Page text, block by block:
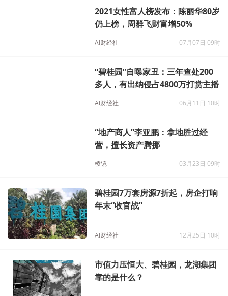
2021女性富人榜发布：陈丽华80岁
仍上榜，周群飞财富增50%
AI财经社 07月07日 09时
“碧桂园”自曝家丑：三年查处200
多人，有出纳侵占4800万打赏主播
AI财经社 06月11日 10时
“地产商人”李亚鹏：拿地胜过经
营，擅长资产腾挪
棱镜 03月23日 09时
碧桂园7万套房源7折起，房企打响
年末“收官战”
AI财经社 12月25日 10时
市值力压恒大、碧桂园，龙湖集团
靠的是什么？